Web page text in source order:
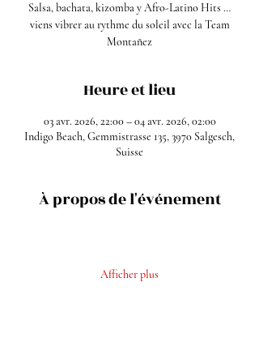
Salsa, bachata, kizomba y Afro-Latino Hits …
viens vibrer au rythme du soleil avec la Team
Montañez
Heure et lieu
03 avr. 2026, 22:00 – 04 avr. 2026, 02:00
Indigo Beach, Gemmistrasse 135, 3970 Salgesch,
Suisse
À propos de l'événement
Afficher plus